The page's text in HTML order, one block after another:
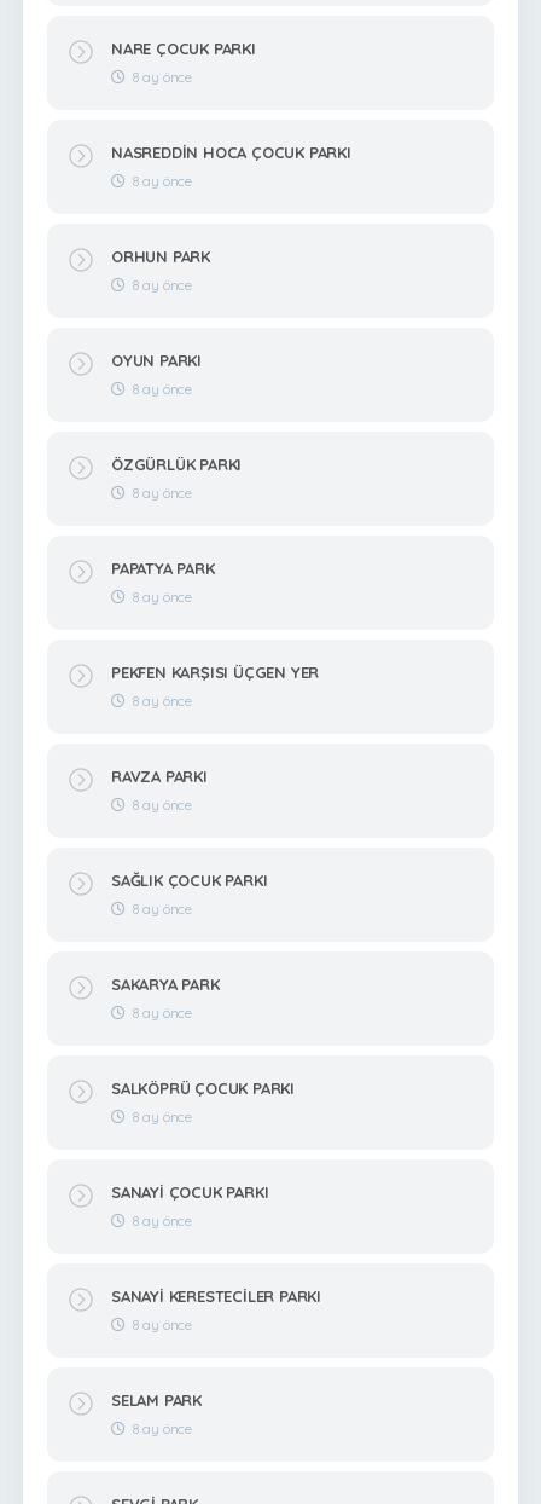
NARE ÇOCUK PARKI
8 ay önce
NASREDDİN HOCA ÇOCUK PARKI
8 ay önce
ORHUN PARK
8 ay önce
OYUN PARKI
8 ay önce
ÖZGÜRLÜK PARKI
8 ay önce
PAPATYA PARK
8 ay önce
PEKFEN KARŞISI ÜÇGEN YER
8 ay önce
RAVZA PARKI
8 ay önce
SAĞLIK ÇOCUK PARKI
8 ay önce
SAKARYA PARK
8 ay önce
SALKÖPRÜ ÇOCUK PARKI
8 ay önce
SANAYİ ÇOCUK PARKI
8 ay önce
SANAYİ KERESTECİLER PARKI
8 ay önce
SELAM PARK
8 ay önce